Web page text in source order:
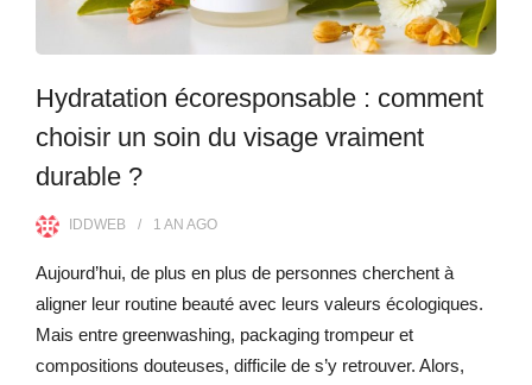
Hydratation écoresponsable : comment
choisir un soin du visage vraiment
durable ?
IDDWEB 1 AN AGO
Aujourd’hui, de plus en plus de personnes cherchent à
aligner leur routine beauté avec leurs valeurs écologiques.
Mais entre greenwashing, packaging trompeur et
compositions douteuses, difficile de s’y retrouver. Alors,